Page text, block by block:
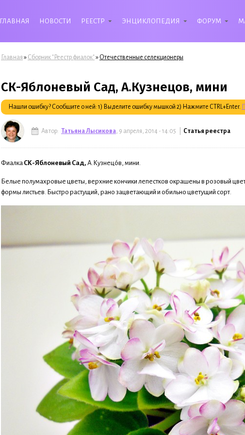
ГЛАВНАЯ НОВОСТИ РЕЕСТР ЭНЦИКЛОПЕДИЯ ФОРУМ
Вы здесь
Главная » Сборник "Реестр фиалок"» Отечественные селекционеры
СК-Яблоневый Сад, А.Кузнецов, мини
Нашли ошибку? Сообщите о ней: 1) Выделите ошибку мышкой 2) Нажмите CTRL+Enter.
Автор: Татьяна Лысикова , 9 апреля, 2014 - 14:05 | Статья реестра
Фиалка СК-Я́блоневый Сад, А.Кузнецо́в, мини.
Белые полумахровые цветы, верхние кончики лепестков окрашены в розовый
формы листьев. Быстро растущий, рано зацветающий и обильно цветущий сорт.